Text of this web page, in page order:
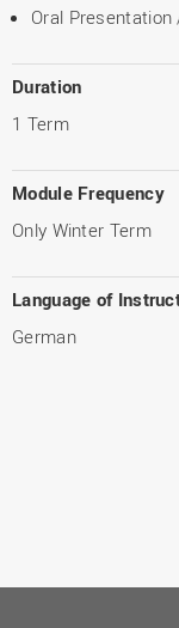
Oral
Duration
1 Term
Module Frequency
Only Winter Term
Language of
German